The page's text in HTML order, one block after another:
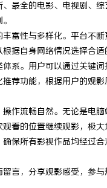
最全的电影、电视剧、
富性与多样化。平台不
据自身网络情况选择合适
系。用户可以通过关键
荐功能，根据用户的观
作流畅自然。无论是电
看的位置继续观影，极大
保所有影视作品均经过
言，分享观影感受，参